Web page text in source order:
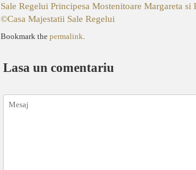
Sale Regelui Principesa Mostenitoare Margareta
©Casa Majestatii Sale Regelui
Bookmark the permalink
Lasa un comentariu